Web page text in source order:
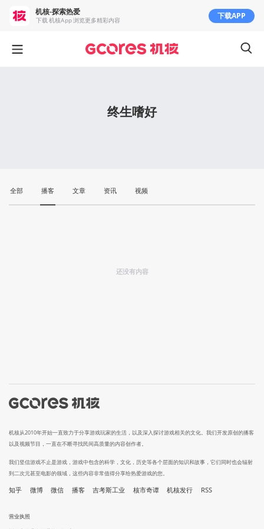
终生嗜好
全部 播客 文章 资讯 视频
还没有内容
机核从2010年开始一直致力于分享游戏玩家的生活，以及深入探讨游戏相关的文化。我们开发原创的播客
以及视频节目，一直在不断寻找民间高质量的内容创作者。
我们坚信游戏不止是游戏，游戏中包含的科学，文化，历史等各个层面的知识和故事，它们同时也会辐射
到二次元甚至电影的领域，这些内容非常值得分享给热爱游戏的您。
知乎 微博 微信 播客 吉考斯工业 核市奇谭 机核发行 RSS
营业执照
机核-探索热爱
下载 机核App 浏览更多精彩内容 下载APP